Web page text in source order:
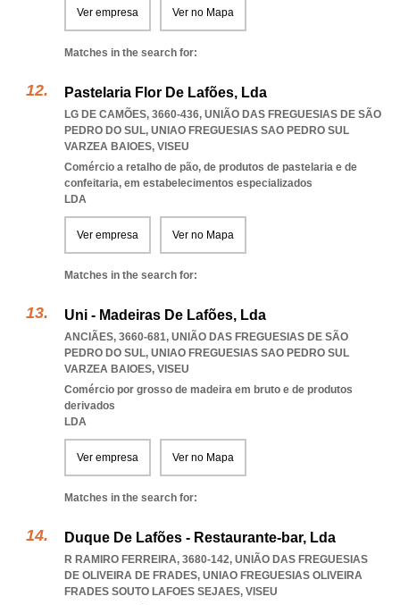
Ver empresa Ver no Mapa
Matches in the search for:
Pastelaria Flor De Lafões, Lda
LG DE CAMÕES, 3660-436, UNIÃO DAS FREGUESIAS DE SÃO
PEDRO DO SUL, UNIAO FREGUESIAS SAO PEDRO SUL
VARZEA BAIOES, VISEU
Comércio a retalho de pão, de produtos de pastelaria e de
confeitaria, em estabelecimentos especializados
LDA
Ver empresa Ver no Mapa
Matches in the search for:
Uni - Madeiras De Lafões, Lda
ANCIÃES, 3660-681, UNIÃO DAS FREGUESIAS DE SÃO
PEDRO DO SUL, UNIAO FREGUESIAS SAO PEDRO SUL
VARZEA BAIOES, VISEU
Comércio por grosso de madeira em bruto e de produtos
derivados
LDA
Ver empresa Ver no Mapa
Matches in the search for:
Duque De Lafões - Restaurante-bar, Lda
R RAMIRO FERREIRA, 3680-142, UNIÃO DAS FREGUESIAS
DE OLIVEIRA DE FRADES, UNIAO FREGUESIAS OLIVEIRA
FRADES SOUTO LAFOES SEJAES, VISEU